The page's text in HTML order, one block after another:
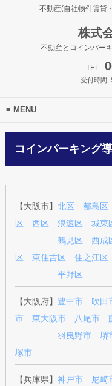
不動産(自社物件賃貸
株式
不動産とコインパー
TEL:
受付時間:
MENU
コインパーキング
【大阪市】 北区 都島区
区
西区 浪速区 城東
鶴見区
西成
区
東住吉区 住之江区
平野区
【大阪府】 豊中市 吹田
市
東大阪市 八尾市
羽曳野市
堺
塚市
【兵庫県】 神戸市 尼崎